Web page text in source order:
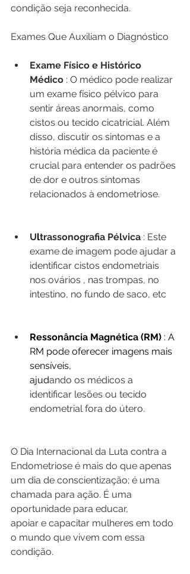
condição seja reconhecida.
Exames Que Auxiliam o Diagnóstico
Exame Físico e Histórico
Médico : O médico pode realizar
um exame físico pélvico para
sentir áreas anormais, como
cistos ou tecido cicatricial. Além
disso, discutir os sintomas e a
história médica da paciente é
crucial para entender os padrões
de dor e outros sintomas
relacionados à endometriose.
Ultrassonografia Pélvica : Este
exame de imagem pode ajudar a
identificar cistos endometriais
nos ovários , nas trompas, no
intestino, no fundo de saco, etc
Ressonância Magnética (RM) : A
RM pode oferecer imagens mais
sensíveis,
ajudando os médicos a
identificar lesões ou tecido
endometrial fora do útero.
O Dia Internacional da Luta contra a
Endometriose é mais do que apenas
um dia de conscientização; é uma
chamada para ação. É uma
oportunidade para educar,
apoiar e capacitar mulheres em todo
o mundo que vivem com essa
condição.